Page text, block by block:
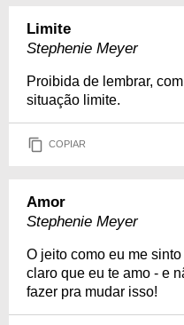
Limite
Stephenie Meyer
Proibida de lembrar,
situação limite.
COPIAR
Amor
Stephenie Meyer
O jeito como eu me
claro que eu te amo - e
fazer pra mudar isso!